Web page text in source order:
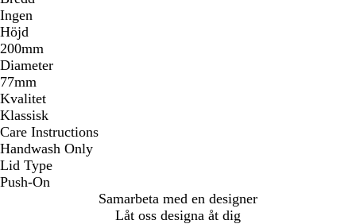
Ingen
Höjd
200mm
Diameter
77mm
Kvalitet
Klassisk
Care Instructions
Handwash Only
Lid Type
Push-On
Samarbeta med en designer
Låt oss designa åt dig